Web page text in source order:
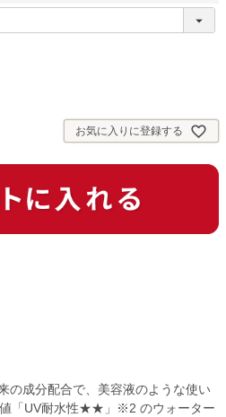
お気に入りに登録する
の成分配合で、美容液のような使い
値「UV耐水性★★」※2 のウォーター